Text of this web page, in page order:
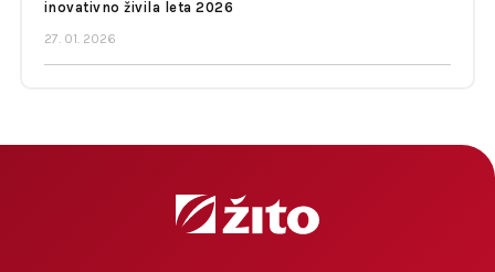
inovativno živila leta 2026
27. 01. 2026